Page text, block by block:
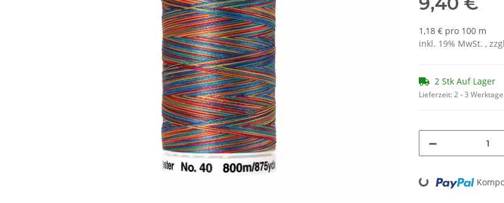
1,18 € pro 100 m
inkl. 19% MwSt. ,
2 Stk Auf Lager
Lieferzeit:2 - 3 Werktage
Loading...